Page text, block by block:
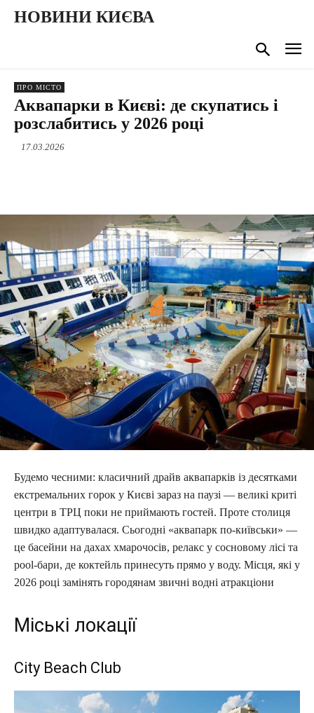
НОВИНИ КИЄВА
ПРО МІСТО
Аквапарки в Києві: де скупатись і
розслабитись у 2026 році
17.03.2026
Будемо чесними: класичний драйв аквапарків із десятками
екстремальних горок у Києві зараз на паузі — великі криті
центри в ТРЦ поки не приймають гостей. Проте столиця
швидко адаптувалася. Сьогодні «аквапарк по-київськи» —
це басейни на дахах хмарочосів, релакс у сосновому лісі та
pool-бари, де коктейль принесуть прямо у воду. Місця, які у
2026 році замінять городянам звичні водні атракціони
Міські локації
City Beach Club